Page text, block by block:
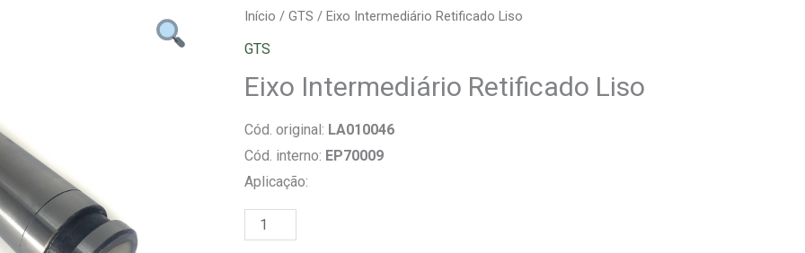
Início / GTS / Eixo Intermediário Retificado Liso
GTS
Eixo Intermediário Retificado Liso
Cód. original: LA010046
Cód. interno: EP70009
Aplicação:
Eixo
Intermediário
Liso
quantidade